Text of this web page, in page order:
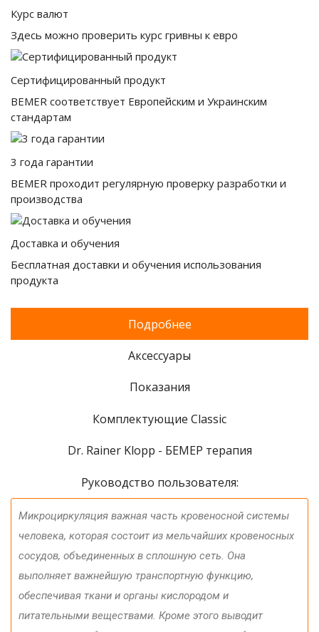
Курс валют
Здесь можно проверить курс гривны к евро
Сертифицированный продукт
BEMER соответствует Европейским и Украинским
стандартам
3 года гарантии
BEMER проходит регулярную проверку разработки и
производства
Доставка и обучения
Бесплатная доставки и обучения использования
продукта
Подробнее
Аксессуары
Показания
Комплектующие Classic
Dr. Rainer Klopp - БЕМЕР терапия
Руководство пользователя:
Микроциркуляция важная часть кровеносной системы
человека, которая состоит из мельчайших кровеносных
сосудов, объединенных в сплошную сеть. Она
выполняет важнейшую транспортную функцию,
обеспечивая ткани и органы кислородом и
питательными веществами. Кроме этого выводит